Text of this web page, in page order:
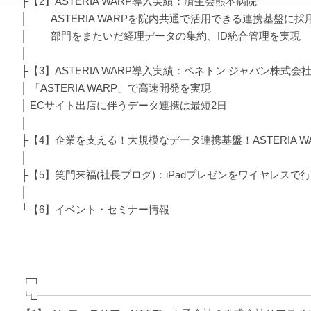
│ ASTERIA WARPを院内共通で活用できる連携基盤に採
│ 部門をまたいだ経理データの集約、ID統合管理を実現
├【3】ASTERIA WARP導入実績：ベネトン ジャパン株式会社
│ 「ASTERIA WARP」で高速開発を実現
│ ECサイト出店に伴うデータ連携は最短2日
├【4】企業を支える！大規模なデータ連携基盤！ASTERIA
├【5】笑門来福(社長ブログ)：iPadプレゼンをワイヤレスで
└【6】イベント・セミナー情報
┏┓